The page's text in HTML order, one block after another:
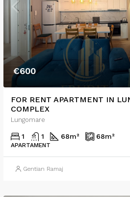
€600
FOR RENT APARTMENT IN
COMPLEX
Lungomare
1 1 68m² 68m²
APARTAMENT
Gentian Ramaj